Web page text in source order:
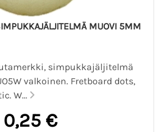
MUOVI 5MM
simpukkajäljitelmä
valkoinen. Fretboard dots,
W...
0,25 €